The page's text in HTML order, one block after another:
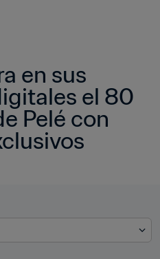
en sus
el 80
Pelé con